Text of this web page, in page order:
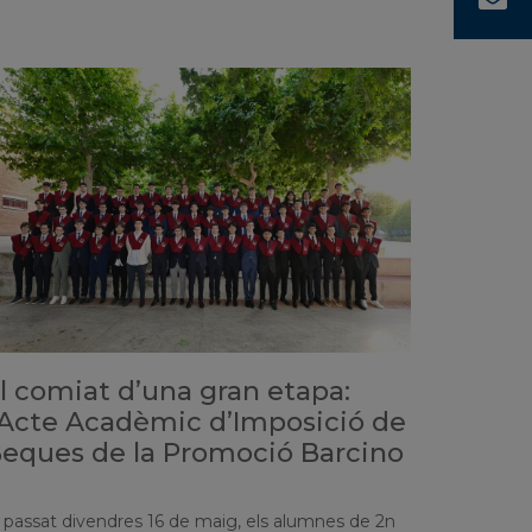
comiat d’una gran etapa:
Acadèmic d’Imposició de
de la Promoció Barcino
passat divendres 16 de maig, els alumnes de 2n